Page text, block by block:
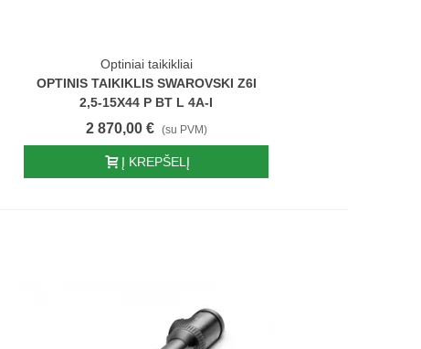
Optiniai taikikliai
OPTINIS TAIKIKLIS SWAROVSKI Z6I
2,5-15X44 P BT L 4A-I
2 870,00 € (su PVM)
Į KREPŠELĮ